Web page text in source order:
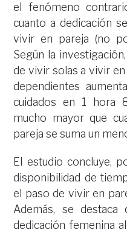
el fenómeno
cuanto a dedicación
vivir en pareja (no
Según la
de vivir solas a vivir
dependientes
cuidados en 1 hora
mucho mayor que
pareja se suma un
El estudio concluye,
disponibilidad de
el paso de vivir en
Además, se
dedicación femenina